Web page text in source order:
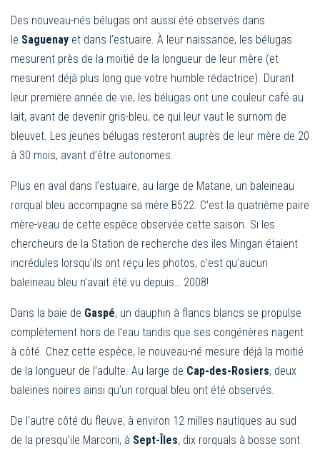
Des nouveau-nés bélugas ont aussi été observés dans
le Saguenay et dans l’estuaire. À leur naissance, les bélugas
mesurent près de la moitié de la longueur de leur mère (et
mesurent déjà plus long que votre humble rédactrice). Durant
leur première année de vie, les bélugas ont une couleur café au
lait, avant de devenir gris-bleu, ce qui leur vaut le surnom de
bleuvet. Les jeunes bélugas resteront auprès de leur mère de 20
à 30 mois, avant d’être autonomes.
Plus en aval dans l’estuaire, au large de Matane, un baleineau
rorqual bleu accompagne sa mère B522. C’est la quatrième paire
mère-veau de cette espèce observée cette saison. Si les
chercheurs de la Station de recherche des iles Mingan étaient
incrédules lorsqu’ils ont reçu les photos, c’est qu’aucun
baleineau bleu n’avait été vu depuis… 2008!
Dans la baie de Gaspé, un dauphin à flancs blancs se propulse
complètement hors de l’eau tandis que ses congénères nagent
à côté. Chez cette espèce, le nouveau-né mesure déjà la moitié
de la longueur de l’adulte. Au large de Cap-des-Rosiers, deux
baleines noires ainsi qu’un rorqual bleu ont été observés.
De l’autre côté du fleuve, à environ 12 milles nautiques au sud
de la presqu’ile Marconi, à Sept-Îles, dix rorquals à bosse sont